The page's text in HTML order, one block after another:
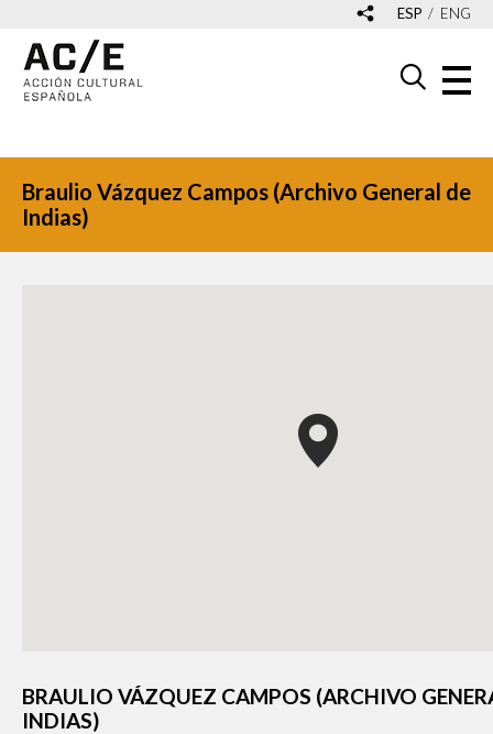
ESP ENG
Braulio Vázquez Campos (Archivo General de
Indias)
BRAULIO VÁZQUEZ CAMPOS (ARCHIVO
INDIAS)